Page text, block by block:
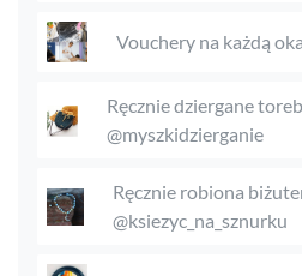
Vouchery na każdą
Ręcznie dziergane
@myszkidzierganie
Ręcznie robiona
@ksiezyc_na_sznurku